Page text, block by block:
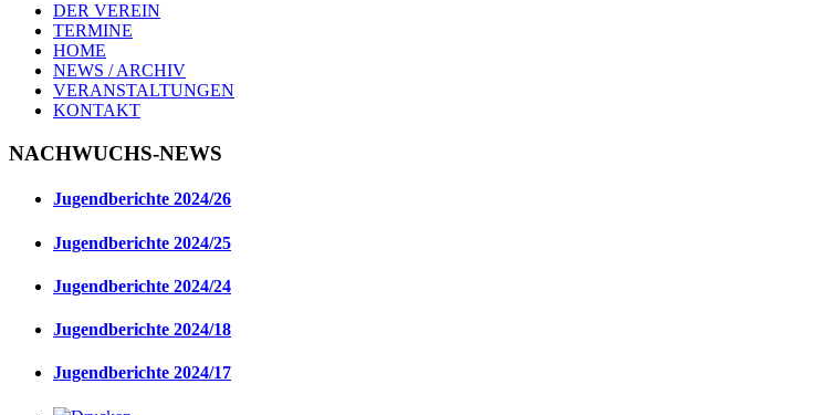
DER VEREIN
TERMINE
HOME
NEWS / ARCHIV
VERANSTALTUNGEN
KONTAKT
NACHWUCHS-NEWS
Jugendberichte 2024/26
Jugendberichte 2024/25
Jugendberichte 2024/24
Jugendberichte 2024/18
Jugendberichte 2024/17